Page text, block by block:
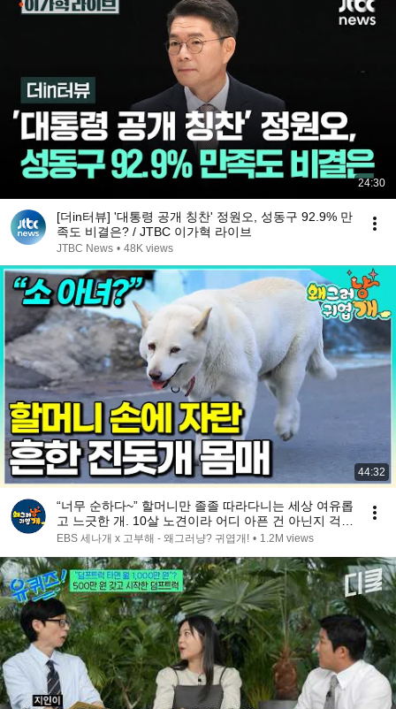
24:30
[더in터뷰] '대통령 공개 칭찬' 정원오, 성동구 92.9% 만
족도 비결은? / JTBC 이가혁 라이브
JTBC News • 48K views
44:32
“너무 순하다~” 할머니만 졸졸 따라다니는 세상 여유롭
고 느긋한 개. 10살 노견이라 어디 아픈 건 아닌지 걱정
돼 설쌤과 병원에 가봤는데│#왜그러냥귀엽개
EBS 세나개 x 고부해 - 왜그러냥? 귀엽개! • 1.2M views